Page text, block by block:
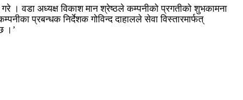
। वडा अध्यक्ष विकाश मान श्रेष्ठले कम्पनीको प्रगतीको शुभकामना
प्रबन्धक निर्देशक गोविन्द दाहालले सेवा विस्तारमार्फत्
।’